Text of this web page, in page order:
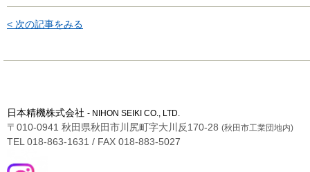
< 次の記事をみる
日本精機株式会社 - NIHON SEIKI CO., LTD.
〒010-0941 秋田県秋田市川尻町字大川反170-28 (秋田市工業団地内)
TEL 018-863-1631 / FAX 018-883-5027